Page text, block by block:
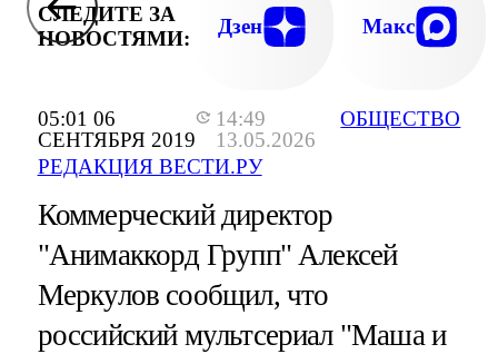
05:01 06
СЕНТЯБРЯ 2019
14:49
13.05.2026
РЕДАКЦИЯ ВЕСТИ.РУ
ОБЩЕСТВО
СЛЕДИТЕ ЗА
НОВОСТЯМИ:
Дзен Макс
Коммерческий директор
"Анимаккорд Групп" Алексей
Меркулов сообщил, что
российский мультсериал "Маша и